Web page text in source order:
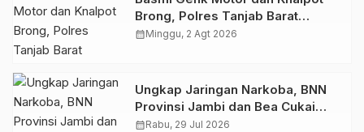
Brong, Polres Tanjab Barat
Amankan Belasan Kendaraan
calendar_monthMinggu, 2 Agt 2026
Ungkap Jaringan Narkoba, BNN
Provinsi Jambi dan Bea Cukai
Amankan Sembilan Pelaku
calendar_monthRabu, 29 Jul 2026